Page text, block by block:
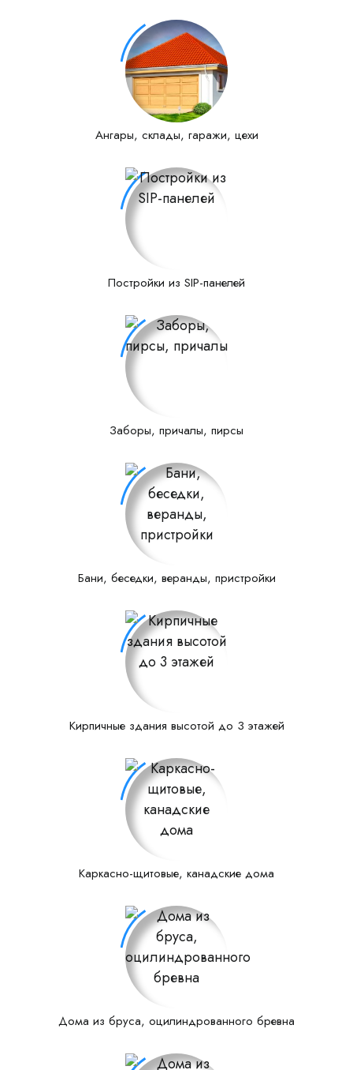
Ангары, склады, гаражи, цехи
Постройки из SIP-панелей
Заборы, причалы, пирсы
Бани, беседки, веранды, пристройки
Кирпичные здания высотой до 3 этажей
Каркасно-щитовые, канадские дома
Дома из бруса, оцилиндрованного бревна